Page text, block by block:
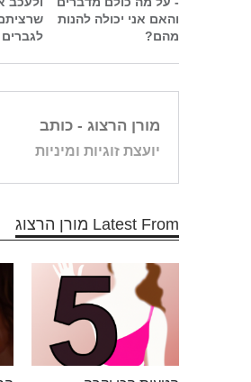
והאם אני יכולה להנות
מהם?
לגברים
מורן הרצוג - כותב
יועצת זוגיות ומיניות
Latest From מורן הרצוג